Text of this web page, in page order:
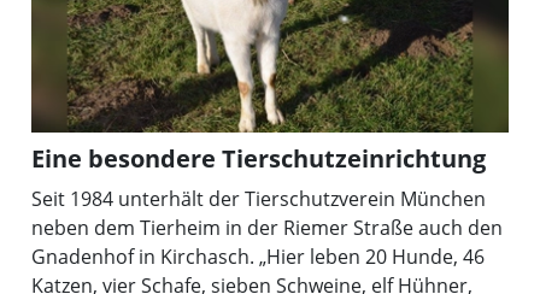
Eine besondere Tierschutzeinrichtung
Seit 1984 unterhält der Tierschutzverein München
neben dem Tierheim in der Riemer Straße auch den
Gnadenhof in Kirchasch. „Hier leben 20 Hunde, 46
Katzen, vier Schafe, sieben Schweine, elf Hühner,